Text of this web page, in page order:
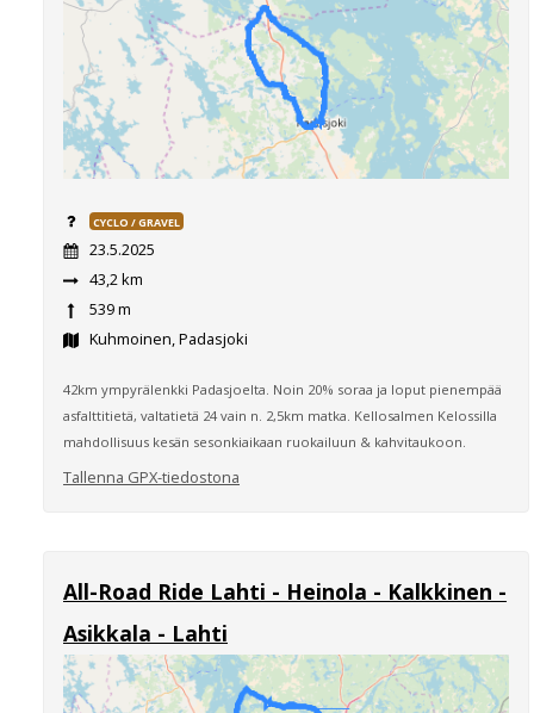
CYCLO / GRAVEL
23.5.2025
43,2 km
539 m
Kuhmoinen, Padasjoki
42km ympyrälenkki Padasjoelta. Noin 20% soraa ja loput pienempää
asfalttitietä, valtatietä 24 vain n. 2,5km matka. Kellosalmen Kelossilla
mahdollisuus kesän sesonkiaikaan ruokailuun & kahvitaukoon.
Tallenna GPX-tiedostona
All-Road Ride Lahti - Heinola - Kalkkinen -
Asikkala - Lahti